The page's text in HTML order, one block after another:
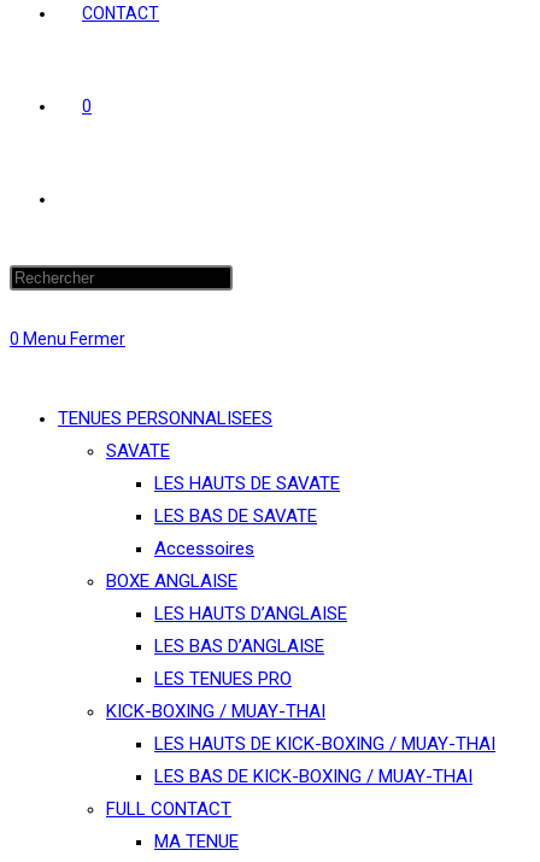
CONTACT
0
website
0 Menu Fermer
TENUES PERSONNALISEES
SAVATE
LES HAUTS DE SAVATE
LES BAS DE SAVATE
Accessoires
BOXE ANGLAISE
LES HAUTS D’ANGLAISE
LES BAS D’ANGLAISE
LES TENUES PRO
KICK-BOXING / MUAY-THAI
LES HAUTS DE KICK-BOXING / MUAY-THAI
LES BAS DE KICK-BOXING / MUAY-THAI
FULL CONTACT
MA TENUE